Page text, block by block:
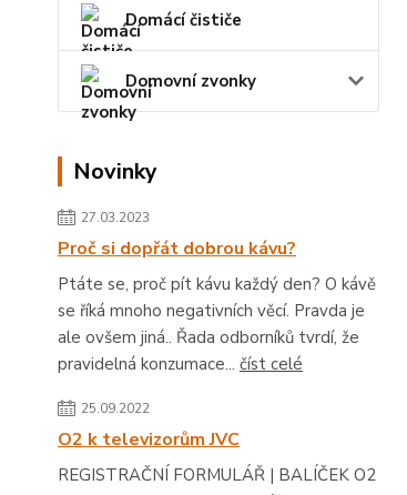
Domácí čističe
Domovní zvonky
Novinky
27.03.2023
Proč si dopřát dobrou kávu?
Ptáte se, proč pít kávu každý den? O kávě
se říká mnoho negativních věcí. Pravda je
ale ovšem jiná.. Řada odborníků tvrdí, že
pravidelná konzumace... číst celé
25.09.2022
O2 k televizorům JVC
REGISTRAČNÍ FORMULÁŘ | BALÍČEK O2